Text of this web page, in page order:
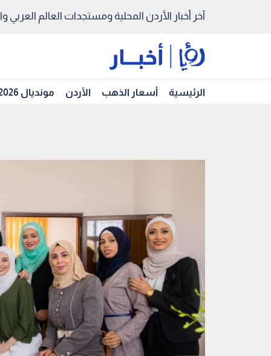
آخر أخبار الأردن المحلية ومستجدات العالم العربي
الرئيسية أسعار الذهب الأردن مونديال 2026